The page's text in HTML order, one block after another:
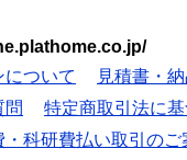
ついて
見積書・
問
特定商取引法に
・科研費払い取引のご